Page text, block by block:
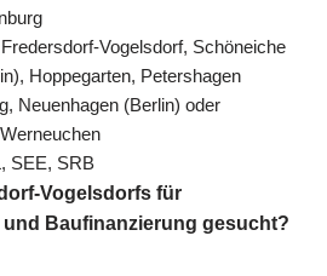
Vogelsdorf, Schöneiche
Hoppegarten, Petershagen
Neuenhagen (Berlin) oder
SEE, SRB
Vogelsdorfs für
Baufinanzierung gesucht?